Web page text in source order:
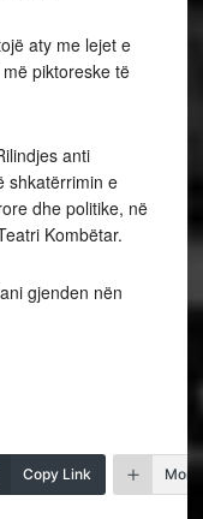
aty me lejet e
piktoreske të
anti
shkatërrimin e
dhe politike, në
Kombëtar.
gjenden nën
Copy Link More